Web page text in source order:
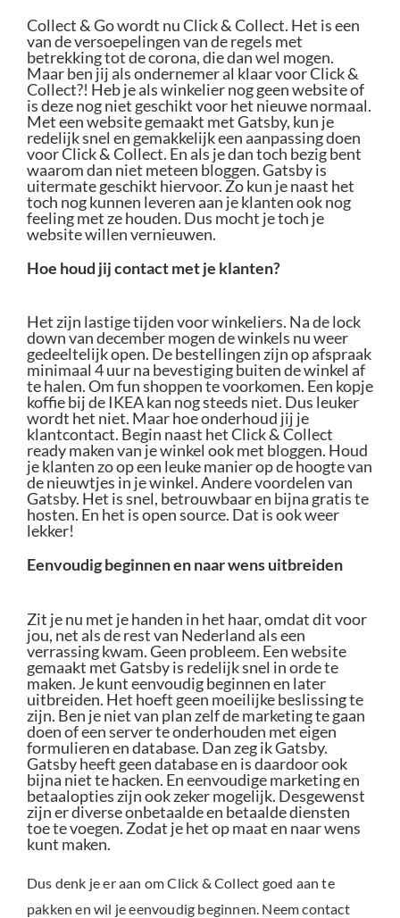
Collect & Go wordt nu Click & Collect. Het is een
van de versoepelingen van de regels met
betrekking tot de corona, die dan wel mogen.
Maar ben jij als ondernemer al klaar voor Click &
Collect?! Heb je als winkelier nog geen website of
is deze nog niet geschikt voor het nieuwe normaal.
Met een website gemaakt met Gatsby, kun je
redelijk snel en gemakkelijk een aanpassing doen
voor Click & Collect. En als je dan toch bezig bent
waarom dan niet meteen bloggen. Gatsby is
uitermate geschikt hiervoor. Zo kun je naast het
toch nog kunnen leveren aan je klanten ook nog
feeling met ze houden. Dus mocht je toch je
website willen vernieuwen.
Hoe houd jij contact met je klanten?
Het zijn lastige tijden voor winkeliers. Na de lock
down van december mogen de winkels nu weer
gedeeltelijk open. De bestellingen zijn op afspraak
minimaal 4 uur na bevestiging buiten de winkel af
te halen. Om fun shoppen te voorkomen. Een kopje
koffie bij de IKEA kan nog steeds niet. Dus leuker
wordt het niet. Maar hoe onderhoud jij je
klantcontact. Begin naast het Click & Collect
ready maken van je winkel ook met bloggen. Houd
je klanten zo op een leuke manier op de hoogte van
de nieuwtjes in je winkel. Andere voordelen van
Gatsby. Het is snel, betrouwbaar en bijna gratis te
hosten. En het is open source. Dat is ook weer
lekker!
Eenvoudig beginnen en naar wens uitbreiden
Zit je nu met je handen in het haar, omdat dit voor
jou, net als de rest van Nederland als een
verrassing kwam. Geen probleem. Een website
gemaakt met Gatsby is redelijk snel in orde te
maken. Je kunt eenvoudig beginnen en later
uitbreiden. Het hoeft geen moeilijke beslissing te
zijn. Ben je niet van plan zelf de marketing te gaan
doen of een server te onderhouden met eigen
formulieren en database. Dan zeg ik Gatsby.
Gatsby heeft geen database en is daardoor ook
bijna niet te hacken. En eenvoudige marketing en
betaalopties zijn ook zeker mogelijk. Desgewenst
zijn er diverse onbetaalde en betaalde diensten
toe te voegen. Zodat je het op maat en naar wens
kunt maken.
Dus denk je er aan om Click & Collect goed aan te
pakken en wil je eenvoudig beginnen. Neem contact